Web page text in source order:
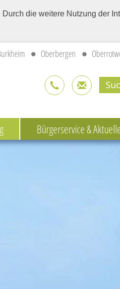
die weitere Nutzung der
Oberbergen
Bürgerservice &